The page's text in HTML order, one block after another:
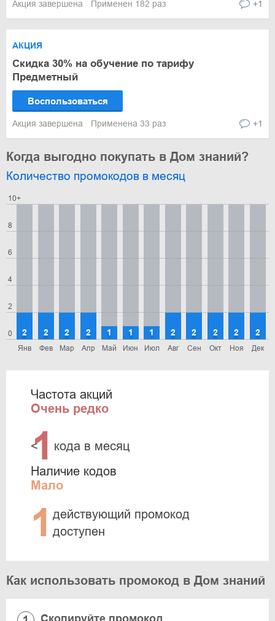
Акция завершена Применен 182 раз +1
АКЦИЯ
Скидка 30% на обучение по тарифу
Предметный
Воспользоваться
Акция завершена Применена 33 раз +1
Когда выгодно покупать в Дом знаний?
Количество промокодов в месяц
0
2
4
6
8
10+
Янв
2
Фев
2
Мар
2
Апр
2
Май
1
Июн
1
Июл
1
Авг
2
Сен
2
Окт
2
Ноя
2
Дек
2
Частота акций
Очень редко
<
1 кода в месяц
Наличие кодов
Мало
1 действующий промокод
доступен
Как использовать промокод в Дом знаний
Скопируйте промокод